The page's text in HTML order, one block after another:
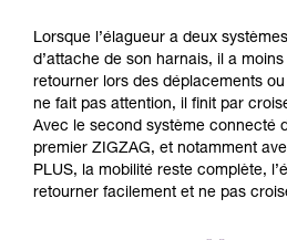
Maîtriser ces techniques
formation et un
avec un professionnel
la manipulation, seul, en
de la reproduire en
Nous donnons des
liées à votre activité. Il
que nous ne décrivons
Lorsque l’élagueur a deux
d’attache de son harnais, il a
retourner lors des déplacements
ne fait pas attention, il finit par
Avec le second système connecté
premier ZIGZAG, et notamment
PLUS, la mobilité reste complète,
retourner facilement et ne pas